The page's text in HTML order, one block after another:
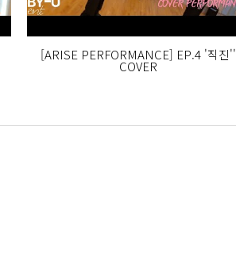
[ARISE PERFORMANCE] EP.4 '직진''
COVER